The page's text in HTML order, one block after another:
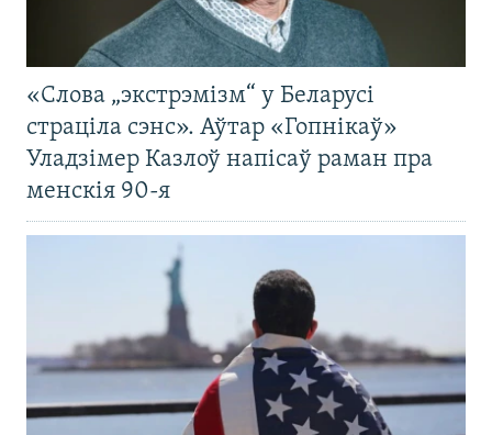
«Слова „экстрэмізм“ у Беларусі
страціла сэнс». Аўтар «Гопнікаў»
Уладзімер Казлоў напісаў раман пра
менскія 90-я